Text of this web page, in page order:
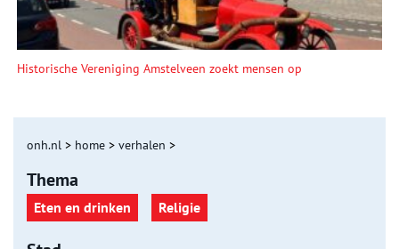
Historische Vereniging Amstelveen zoekt mensen op
onh.nl > home > verhalen >
Thema
Eten en drinken Religie